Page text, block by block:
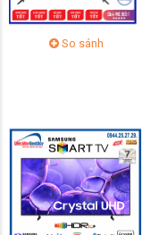
So sánh